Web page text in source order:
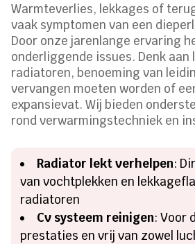
Warmteverlies, lekkages of
vaak symptomen van een
Door onze jarenlange ervaring
onderliggende issues. Denk aan
radiatoren, benoeming van
vervangen moeten worden of
expansievat. Wij bieden
rond verwarmingstechniek en
Radiator lekt verhelpen:
van vochtplekken en
radiatoren
Cv systeem reinigen: Voor
prestaties en vrij van zowel